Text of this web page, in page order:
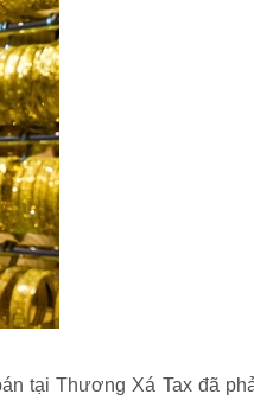
tại Thương Xá Tax đã